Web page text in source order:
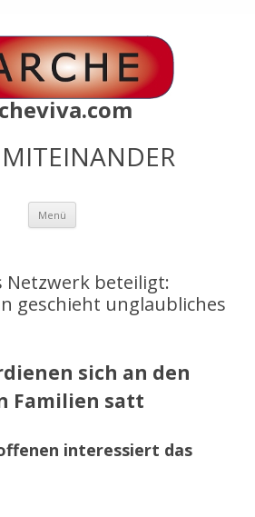
Menü Zum
springen
beteiligt:
geschieht unglaubliches
sich an den
Familien satt
interessiert das